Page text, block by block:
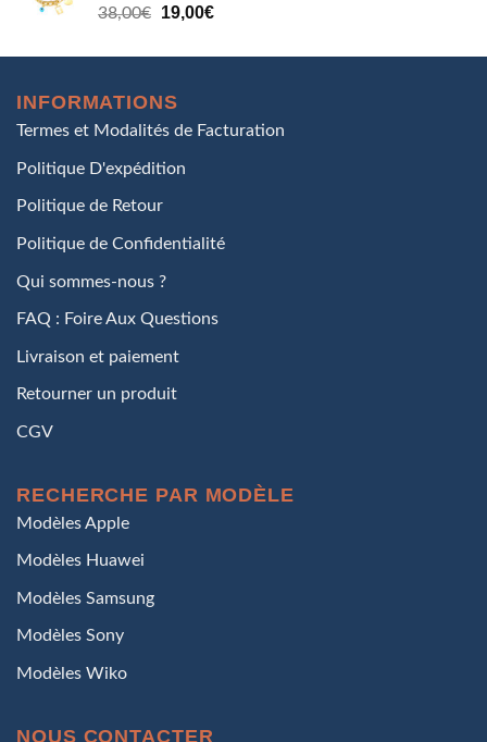
38,00€.19,00€.
38,00€
Le
initial
38,00€.
19,00€Le
actuel
INFORMATIONS
Termes et Modalités de Facturation
Politique D'expédition
Politique de Retour
Politique de Confidentialité
Qui sommes-nous ?
FAQ : Foire Aux Questions
Livraison et paiement
Retourner un produit
CGV
RECHERCHE PAR MODÈLE
Modèles Apple
Modèles Huawei
Modèles Samsung
Modèles Sony
Modèles Wiko
NOUS CONTACTER